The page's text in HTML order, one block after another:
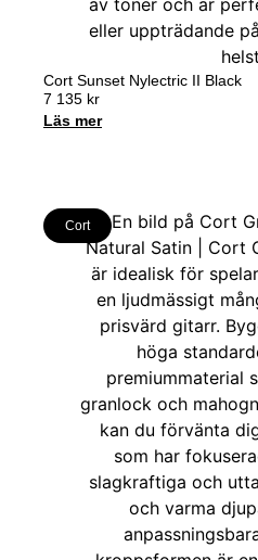
Cort Sunset Nylectric II Black
7 135 kr
Läs mer
Cort